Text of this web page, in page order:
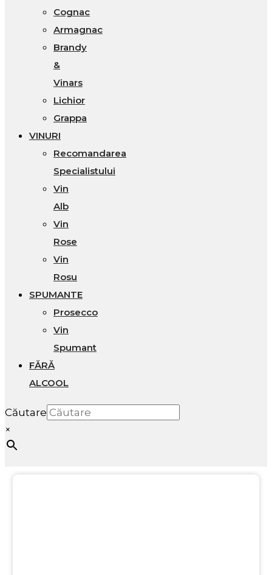
Cognac
Armagnac
Brandy
&
Vinars
Lichior
Grappa
VINURI
Recomandarea
Specialistului
Vin
Alb
Vin
Rose
Vin
Rosu
SPUMANTE
Prosecco
Vin
Spumant
FĂRĂ
ALCOOL
Căutare
×